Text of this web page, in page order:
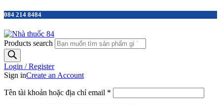
084 214 8484
Products search
Login / Register
Sign inCreate an Account
Tên tài khoản hoặc địa chỉ email *